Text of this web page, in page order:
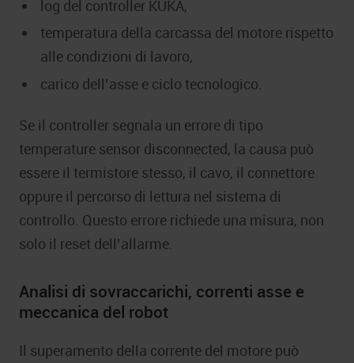
log del controller KUKA,
temperatura della carcassa del motore rispetto
alle condizioni di lavoro,
carico dell’asse e ciclo tecnologico.
Se il controller segnala un errore di tipo
temperature sensor disconnected, la causa può
essere il termistore stesso, il cavo, il connettore
oppure il percorso di lettura nel sistema di
controllo. Questo errore richiede una misura, non
solo il reset dell’allarme.
Analisi di sovraccarichi, correnti asse e
meccanica del robot
Il superamento della corrente del motore può